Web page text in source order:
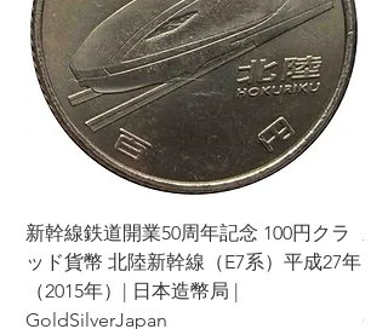
新幹線鉄道開業50周年記念 100円クラ
ッド貨幣 北陸新幹線（E7系）平成27年
（2015年）| 日本造幣局 |
GoldSilverJapan